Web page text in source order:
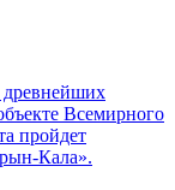
Всемирного
пройдет
Кала».